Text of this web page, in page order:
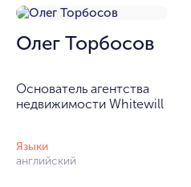
Олег Торбосов
Основатель агентства
недвижимости Whitewill
Языки
английский